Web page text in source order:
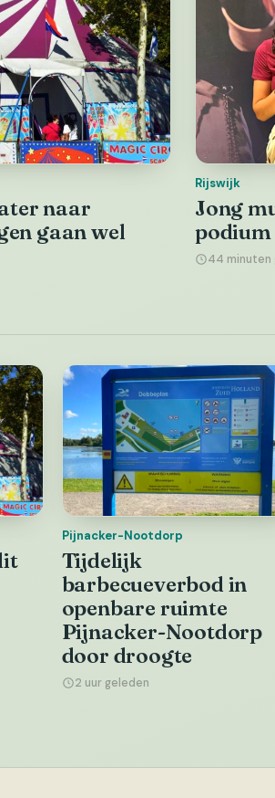
naar
gaan wel
Rijswijk
Jong
44 minuten
Pijnacker-Nootdorp
Tijdelijk
barbecueverbod in
openbare ruimte
Pijnacker-Nootdorp
door droogte
2 uur geleden